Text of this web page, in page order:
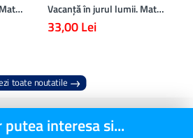
Vacanță în jurul lumii. Matematică clasa a VII-a – EDIȚIA 2026 Vacanță în jurul lumii. Matematică clasa a VI-a – EDIȚIA 2026
33,00 Lei
toate noutatile
putea interesa si...